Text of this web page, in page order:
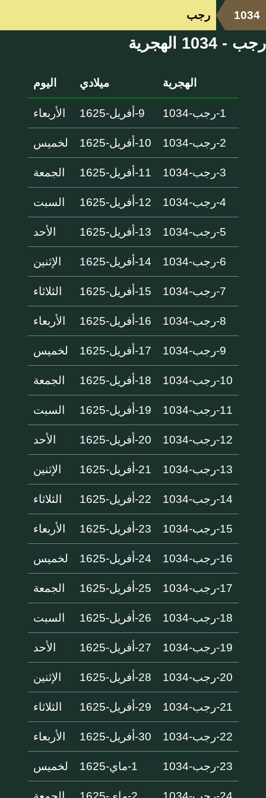
1034 رجب
رجب - 1034 الهجرية
الهجرية ميلادي اليوم
1-رجب-1034 9-أفريل-1625 الأربعاء
2-رجب-1034 10-أفريل-1625 لخميس
3-رجب-1034 11-أفريل-1625 الجمعة
4-رجب-1034 12-أفريل-1625 السبت
5-رجب-1034 13-أفريل-1625 الأحد
6-رجب-1034 14-أفريل-1625 الإثنين
7-رجب-1034 15-أفريل-1625 الثلاثاء
8-رجب-1034 16-أفريل-1625 الأربعاء
9-رجب-1034 17-أفريل-1625 لخميس
10-رجب-1034 18-أفريل-1625 الجمعة
11-رجب-1034 19-أفريل-1625 السبت
12-رجب-1034 20-أفريل-1625 الأحد
13-رجب-1034 21-أفريل-1625 الإثنين
14-رجب-1034 22-أفريل-1625 الثلاثاء
15-رجب-1034 23-أفريل-1625 الأربعاء
16-رجب-1034 24-أفريل-1625 لخميس
17-رجب-1034 25-أفريل-1625 الجمعة
18-رجب-1034 26-أفريل-1625 السبت
19-رجب-1034 27-أفريل-1625 الأحد
20-رجب-1034 28-أفريل-1625 الإثنين
21-رجب-1034 29-أفريل-1625 الثلاثاء
22-رجب-1034 30-أفريل-1625 الأربعاء
23-رجب-1034 1-ماي-1625 لخميس